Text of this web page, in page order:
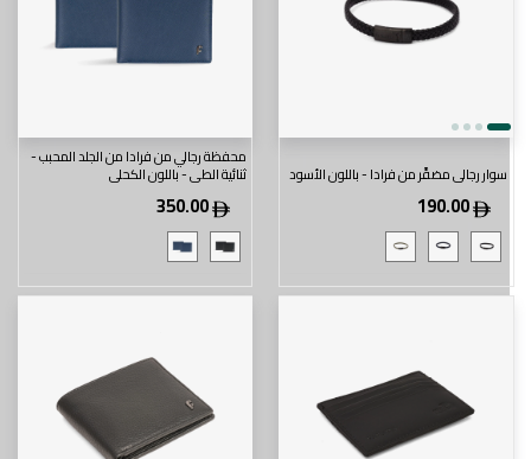
سوار رجالي مضفَّر من فرادا - باللون الأسود
محفظة رجالي من فرادا من الجلد المحبب -
ثنائية الطي - باللون الكحلي
350.00